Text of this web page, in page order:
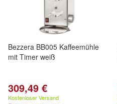
Bezzera BB005 Kaffeemühle
mit Timer weiß
309,49 €
Kostenloser Versand